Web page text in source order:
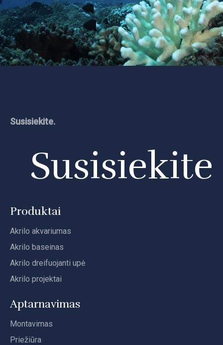
Susisiekite.
Susisiekite
Produktai
Akrilo akvariumas
Akrilo baseinas
Akrilo dreifuojanti upė
Akrilo projektai
Aptarnavimas
Montavimas
Priežiūra